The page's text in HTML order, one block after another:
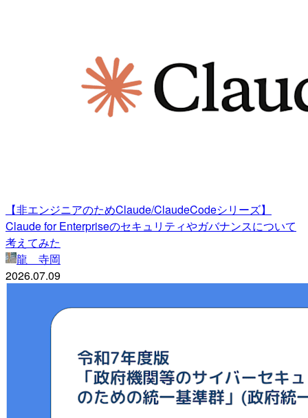
【非エンジニアのためClaude/ClaudeCodeシリーズ】
Claude for Enterpriseのセキュリティやガバナンスについて
考えてみた
龍 寺岡
2026.07.09